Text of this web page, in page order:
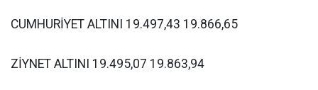
CUMHURİYET ALTINI 19.497,43 19.866,65
ZİYNET ALTINI 19.495,07 19.863,94